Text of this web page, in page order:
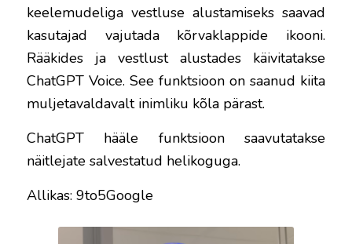
keelemudeliga vestluse alustamiseks saavad
kasutajad vajutada kõrvaklappide ikooni.
Rääkides ja vestlust alustades käivitatakse
ChatGPT Voice. See funktsioon on saanud kiita
muljetavaldavalt inimliku kõla pärast.
ChatGPT hääle funktsioon saavutatakse
näitlejate salvestatud helikoguga.
Allikas: 9to5Google